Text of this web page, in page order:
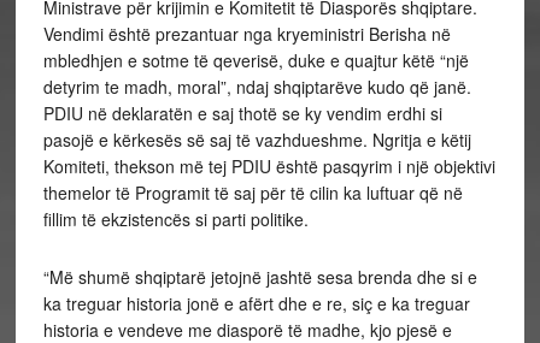
Ministrave për krijimin e Komitetit të Diasporës shqiptare.
Vendimi është prezantuar nga kryeministri Berisha në
mbledhjen e sotme të qeverisë, duke e quajtur këtë “një
detyrim te madh, moral”, ndaj shqiptarëve kudo që janë.
PDIU në deklaratën e saj thotë se ky vendim erdhi si
pasojë e kërkesës së saj të vazhdueshme. Ngritja e këtij
Komiteti, thekson më tej PDIU është pasqyrim i një objektivi
themelor të Programit të saj për të cilin ka luftuar që në
fillim të ekzistencës si parti politike.
“Më shumë shqiptarë jetojnë jashtë sesa brenda dhe si e
ka treguar historia jonë e afërt dhe e re, siç e ka treguar
historia e vendeve me diasporë të madhe, kjo pjesë e